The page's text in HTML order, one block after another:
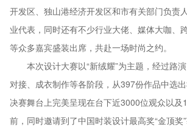
开发区、独山港经济开发区和市有关部门负责
业代表，同时还有不少行业大佬、媒体大咖、
等众多嘉宾盛装出席，共赴一场时尚之约。
本次设计大赛以“新绒耀”为主题，经过路
对接、成衣制作等各阶段，从397份作品中选
决赛舞台上完美呈现在台下近3000位观众以及
前，同时邀请到了中国时装设计最高奖“金顶奖